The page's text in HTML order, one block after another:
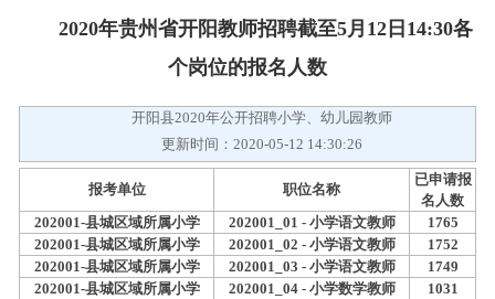
2020年贵州省开阳教师招聘截至5月12日14:30各
个岗位的报名人数
开阳县2020年公开招聘小学、幼儿园教师
更新时间：2020-05-12 14:30:26
报考单位 职位名称
已申请报
名人数
202001-县城区域所属小学
202001_01 - 小学语文教师
1765
202001-县城区域所属小学
202001_02 - 小学语文教师
1752
202001-县城区域所属小学
202001_03 - 小学语文教师
1749
202001-县城区域所属小学
202001_04 - 小学数学教师
1031